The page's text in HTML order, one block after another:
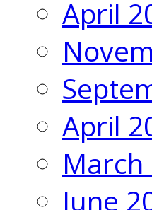
April
April
March
June